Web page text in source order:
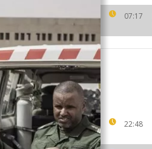
07:17
22:48